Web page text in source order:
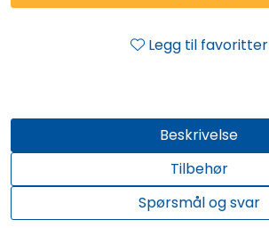
Legg til favoritter
Beskrivelse
Tilbehør
Spørsmål og svar